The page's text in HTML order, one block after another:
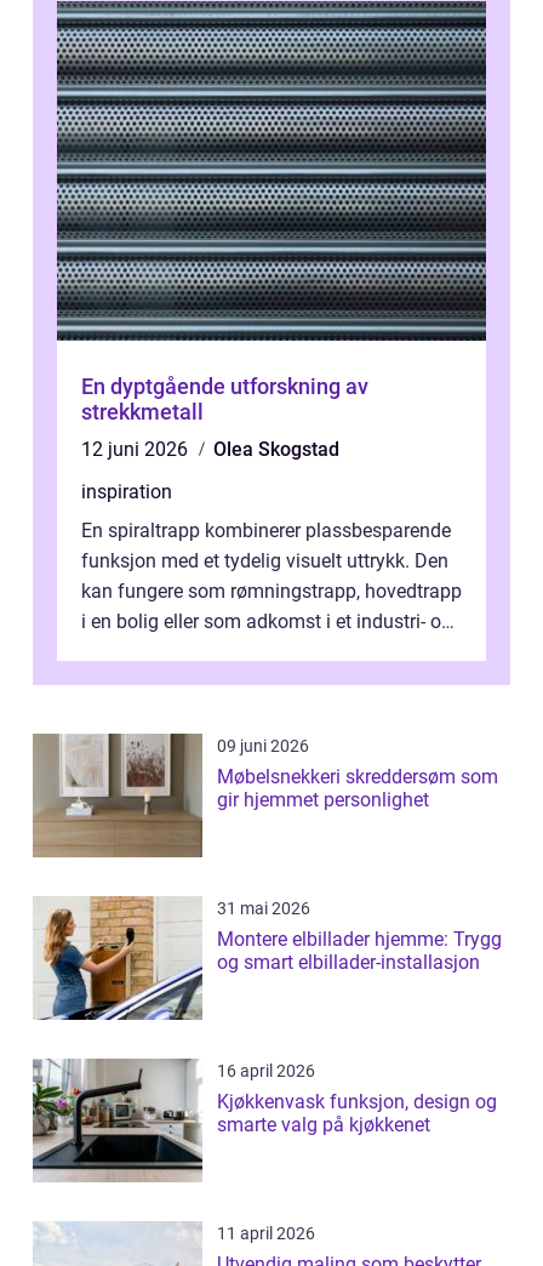
En dyptgående utforskning av
strekkmetall
12 juni 2026
Olea Skogstad
inspiration
En spiraltrapp kombinerer plassbesparende
funksjon med et tydelig visuelt uttrykk. Den
kan fungere som rømningstrapp, hovedtrapp
i en bolig eller som adkomst i et industri- og
09 juni 2026
Møbelsnekkeri skreddersøm som
gir hjemmet personlighet
31 mai 2026
Montere elbillader hjemme: Trygg
og smart elbillader-installasjon
16 april 2026
Kjøkkenvask funksjon, design og
smarte valg på kjøkkenet
11 april 2026